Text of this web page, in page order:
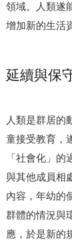
領域。人類遂
增加新的生活
延續與保
人類是群居的
童接受教育，
「社會化」
與其他成員相
內容，年幼的
群體的情況與
應，於是新的